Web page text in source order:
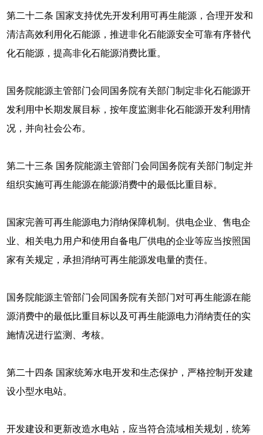
第二十二条 国家支持优先开发利用可再生能源，合理开发和
清洁高效利用化石能源，推进非化石能源安全可靠有序替代
化石能源，提高非化石能源消费比重。
国务院能源主管部门会同国务院有关部门制定非化石能源开
发利用中长期发展目标，按年度监测非化石能源开发利用情
况，并向社会公布。
第二十三条 国务院能源主管部门会同国务院有关部门制定并
组织实施可再生能源在能源消费中的最低比重目标。
国家完善可再生能源电力消纳保障机制。供电企业、售电企
业、相关电力用户和使用自备电厂供电的企业等应当按照国
家有关规定，承担消纳可再生能源发电量的责任。
国务院能源主管部门会同国务院有关部门对可再生能源在能
源消费中的最低比重目标以及可再生能源电力消纳责任的实
施情况进行监测、考核。
第二十四条 国家统筹水电开发和生态保护，严格控制开发建
设小型水电站。
开发建设和更新改造水电站，应当符合流域相关规划，统筹